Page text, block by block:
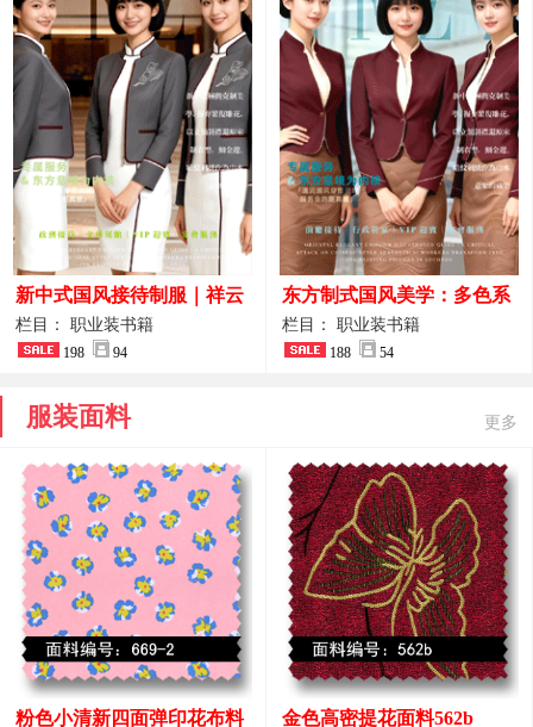
新中式国风接待制服｜祥云
刺绣打造高端厅堂东方美学
栏目： 职业装书籍
198 94
东方制式国风美学：多色系
新中式前厅管家VIP接待员
工作服合集
栏目： 职业装书籍
188 54
服装面料 更多
粉色小清新四面弹印花布料 金色高密提花面料562b